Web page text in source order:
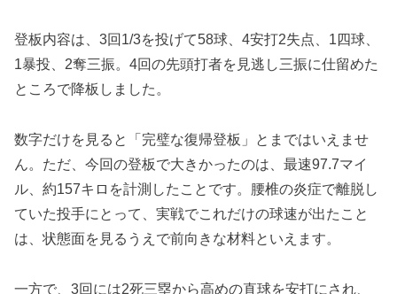
登板内容は、3回1/3を投げて58球、4安打2失点、1四球、
1暴投、2奪三振。4回の先頭打者を見逃し三振に仕留めた
ところで降板しました。
数字だけを見ると「完璧な復帰登板」とまではいえませ
ん。ただ、今回の登板で大きかったのは、最速97.7マイ
ル、約157キロを計測したことです。腰椎の炎症で離脱し
ていた投手にとって、実戦でこれだけの球速が出たこと
は、状態面を見るうえで前向きな材料といえます。
一方で、3回には2死三塁から高めの直球を安打にされ、